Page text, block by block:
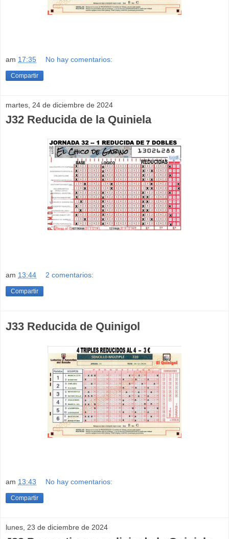
am 17:35 No hay comentarios:
Compartir
martes, 24 de diciembre de 2024
J32 Reducida de la Quiniela
am 13:44 2 comentarios:
Compartir
J33 Reducida de Quinigol
am 13:43 No hay comentarios:
Compartir
lunes, 23 de diciembre de 2024